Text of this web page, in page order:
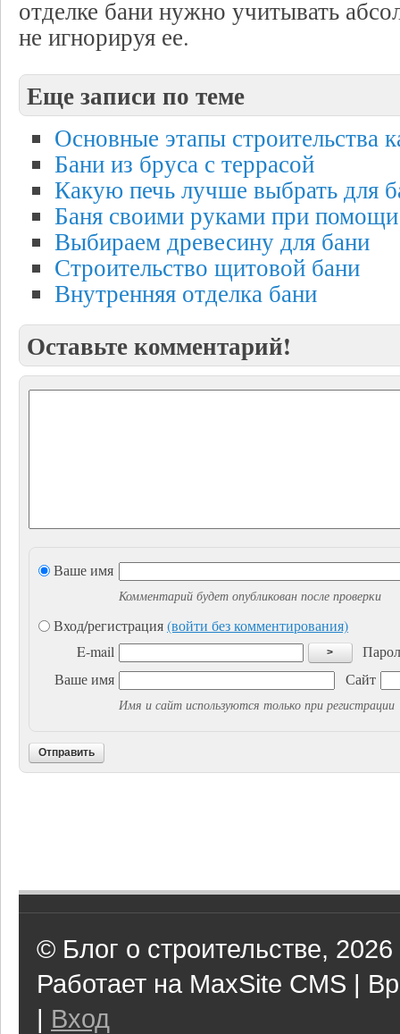
отделке бани нужно учитывать
не игнорируя ее.
Еще записи по теме
Основные этапы строительства
Бани из бруса с террасой
Какую печь лучше выбрать для
Баня своими руками при
Выбираем древесину для бани
Строительство щитовой бани
Внутренняя отделка бани
Оставьте комментарий!
Ваше имя
Комментарий будет опубликован после проверки
Вход/регистрация(войти без комментирования)
E-mail
>
Ваше имя
Сайт
Имя и сайт используются только при регистрации
Отправить
© Блог о строительстве, 2026
Работает на MaxSite CMS |
| Вход